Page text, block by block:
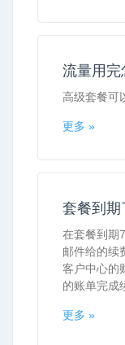
流量用完
高级套餐可
更多 »
套餐到期
在套餐到期
邮件给的续
客户中心的
的账单完成
更多 »